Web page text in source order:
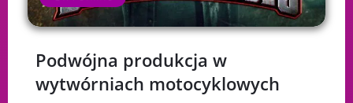
Podwójna produkcja w
wytwórniach motocyklowych